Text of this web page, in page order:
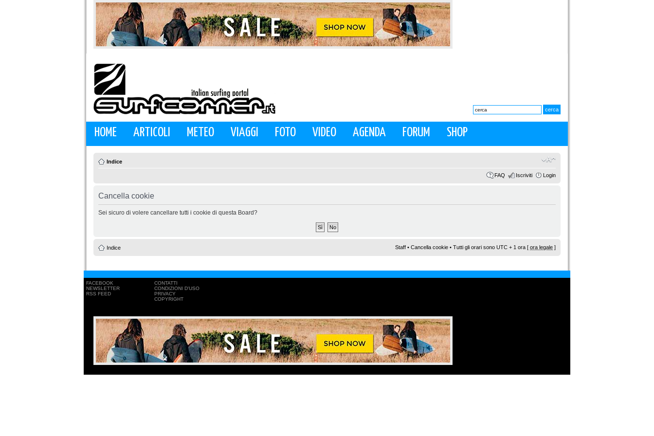
HOME ARTICOLI METEO VIAGGI FOTO VIDEO AGENDA FORUM SHOP
Indice
FAQ Iscriviti Login
Cancella cookie
Sei sicuro di volere cancellare tutti i cookie di questa Board?
Indice Staff • Cancella cookie • Tutti gli orari sono UTC + 1 ora [ ora legale ]
FACEBOOK
NEWSLETTER
RSS FEED
CONTATTI
CONDIZIONI D'USO
PRIVACY
COPYRIGHT